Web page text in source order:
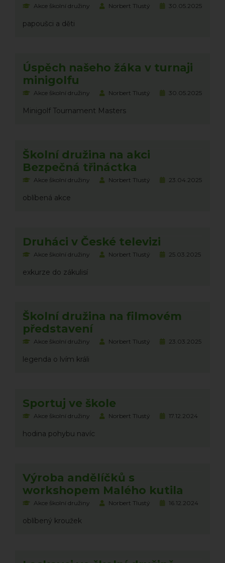
Akce školní družiny Norbert Tlustý 30.05.2025
papoušci a děti
Úspěch našeho žáka v turnaji
minigolfu
Akce školní družiny Norbert Tlustý 30.05.2025
Minigolf Tournament Masters
Školní družina na akci
Bezpečná třináctka
Akce školní družiny Norbert Tlustý 23.04.2025
oblíbená akce
Druháci v České televizi
Akce školní družiny Norbert Tlustý 25.03.2025
exkurze do zákulisí
Školní družina na filmovém
představení
Akce školní družiny Norbert Tlustý 23.03.2025
legenda o lvím králi
Sportuj ve škole
Akce školní družiny Norbert Tlustý 17.12.2024
hodina pohybu navíc
Výroba andělíčků s
workshopem Malého kutila
Akce školní družiny Norbert Tlustý 16.12.2024
oblíbený kroužek